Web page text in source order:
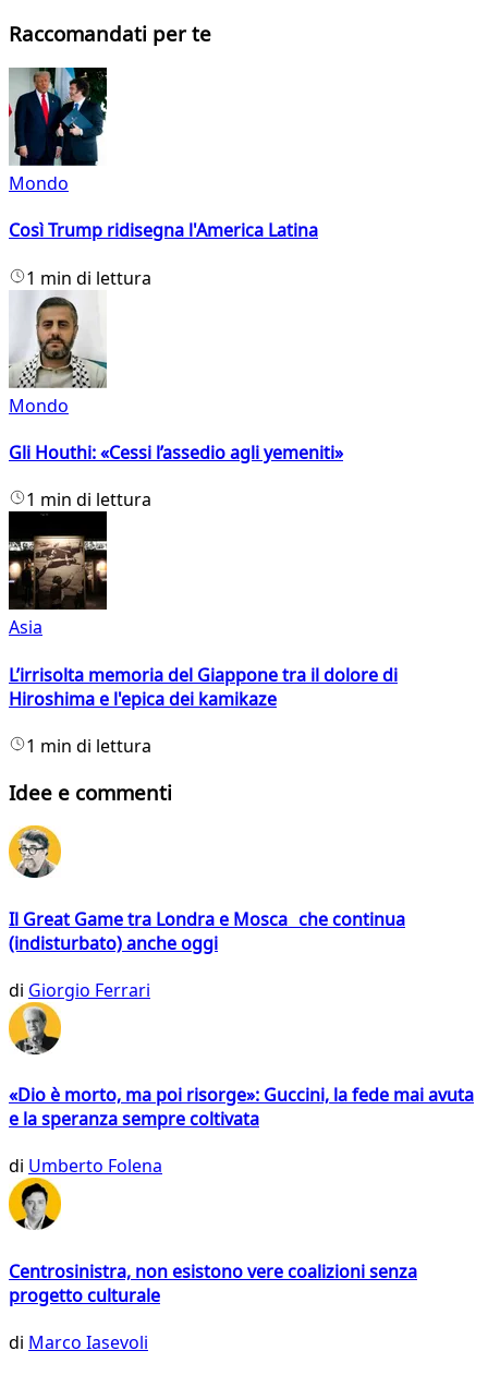
Raccomandati per te
Mondo
Così Trump ridisegna l'America Latina
1 min di lettura
Mondo
Gli Houthi: «Cessi l’assedio agli yemeniti»
1 min di lettura
Asia
L’irrisolta memoria del Giappone tra il dolore di
Hiroshima e l'epica dei kamikaze
1 min di lettura
Idee e commenti
Il Great Game tra Londra e Mosca che continua
(indisturbato) anche oggi
di Giorgio Ferrari
«Dio è morto, ma poi risorge»: Guccini, la fede mai avuta
e la speranza sempre coltivata
di Umberto Folena
Centrosinistra, non esistono vere coalizioni senza
progetto culturale
di Marco Iasevoli